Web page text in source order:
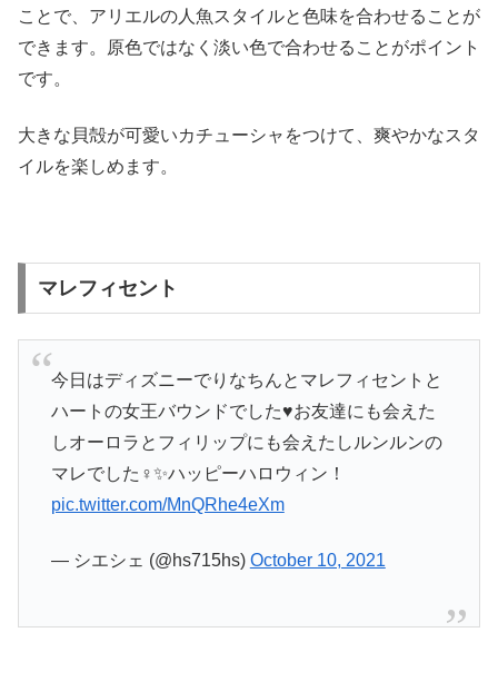
ことで、アリエルの人魚スタイルと色味を合わせることが
できます。原色ではなく淡い色で合わせることがポイント
です。
大きな貝殻が可愛いカチューシャをつけて、爽やかなスタ
イルを楽しめます。
マレフィセント
今日はディズニーでりなちんとマレフィセントと
ハートの女王バウンドでした♥️お友達にも会えた
しオーロラとフィリップにも会えたしルンルンの
マレでした‍♀️✨ハッピーハロウィン！
pic.twitter.com/MnQRhe4eXm
— シエシェ (@hs715hs) October 10, 2021